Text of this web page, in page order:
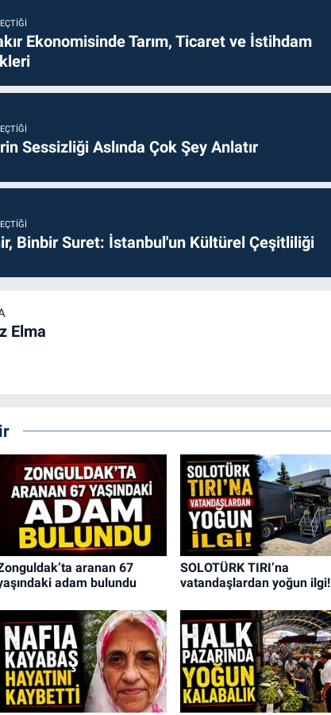
Ekonomisinde Tarım, Ticaret ve İstihdam
Sessizliği Aslında Çok Şey Anlatır
Binbir Suret: İstanbul'un Kültürel Çeşitliliği
Elma
aranan 67
adam bulundu
SOLOTÜRK TIRI’na
vatandaşlardan yoğun ilgi!